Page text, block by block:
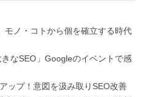
モノ・コトから個を確立する時代
きなSEO」Googleのイベントで感
ップ！意図を汲み取りSEO改善